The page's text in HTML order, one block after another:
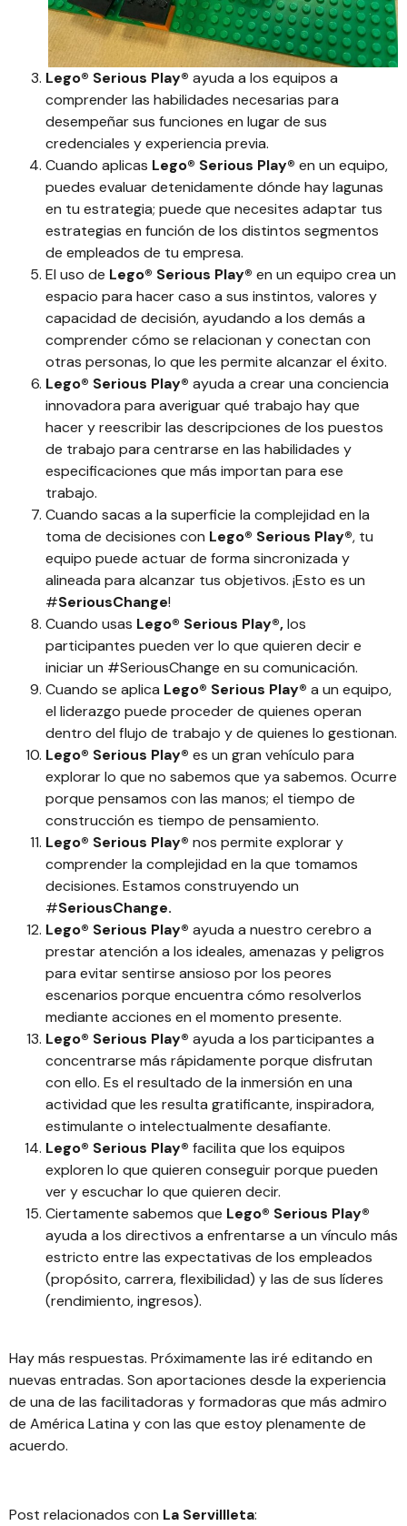
Lego® Serious Play® ayuda a los equipos a
comprender las habilidades necesarias para
desempeñar sus funciones en lugar de sus
credenciales y experiencia previa.
Cuando aplicas Lego® Serious Play® en un equipo,
puedes evaluar detenidamente dónde hay lagunas
en tu estrategia; puede que necesites adaptar tus
estrategias en función de los distintos segmentos
de empleados de tu empresa.
El uso de Lego® Serious Play® en un equipo crea un
espacio para hacer caso a sus instintos, valores y
capacidad de decisión, ayudando a los demás a
comprender cómo se relacionan y conectan con
otras personas, lo que les permite alcanzar el éxito.
Lego® Serious Play® ayuda a crear una conciencia
innovadora para averiguar qué trabajo hay que
hacer y reescribir las descripciones de los puestos
de trabajo para centrarse en las habilidades y
especificaciones que más importan para ese
trabajo.
Cuando sacas a la superficie la complejidad en la
toma de decisiones con Lego® Serious Play®, tu
equipo puede actuar de forma sincronizada y
alineada para alcanzar tus objetivos. ¡Esto es un
#SeriousChange!
Cuando usas Lego® Serious Play®,los
participantes pueden ver lo que quieren decir e
iniciar un #SeriousChange en su comunicación.
Cuando se aplica Lego® Serious Play® a un equipo,
el liderazgo puede proceder de quienes operan
dentro del flujo de trabajo y de quienes lo gestionan.
Lego® Serious Play® es un gran vehículo para
explorar lo que no sabemos que ya sabemos. Ocurre
porque pensamos con las manos; el tiempo de
construcción es tiempo de pensamiento.
Lego® Serious Play® nos permite explorar y
comprender la complejidad en la que tomamos
decisiones. Estamos construyendo un
#SeriousChange.
Lego® Serious Play® ayuda a nuestro cerebro a
prestar atención a los ideales, amenazas y peligros
para evitar sentirse ansioso por los peores
escenarios porque encuentra cómo resolverlos
mediante acciones en el momento presente.
Lego® Serious Play® ayuda a los participantes a
concentrarse más rápidamente porque disfrutan
con ello. Es el resultado de la inmersión en una
actividad que les resulta gratificante, inspiradora,
estimulante o intelectualmente desafiante.
Lego® Serious Play® facilita que los equipos
exploren lo que quieren conseguir porque pueden
ver y escuchar lo que quieren decir.
Ciertamente sabemos que Lego® Serious Play®
ayuda a los directivos a enfrentarse a un vínculo más
estricto entre las expectativas de los empleados
(propósito, carrera, flexibilidad) y las de sus líderes
(rendimiento, ingresos).
Hay más respuestas. Próximamente las iré editando en
nuevas entradas. Son aportaciones desde la experiencia
de una de las facilitadoras y formadoras que más admiro
de América Latina y con las que estoy plenamente de
acuerdo.
Post relacionados con La Servillleta: